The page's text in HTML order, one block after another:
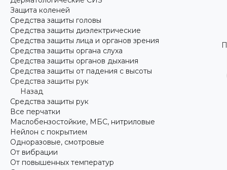
Защита коленей
Средства защиты головы
Средства защиты диэлектрические
Средства защиты лица и органов зрения
Средства защиты органа слуха
Средства защиты органов дыхания
Средства защиты от падения с высоты
Средства защиты рук
Назад
Средства защиты рук
Все перчатки
Маслобензостойкие, МБС, нитриловые
Нейлон с покрытием
Одноразовые, смотровые
От вибрации
От повышенных температур